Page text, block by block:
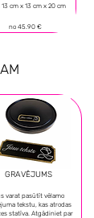
cm х 13 cm х 20 cm
no 45.90 €
GRAVĒJUMS
varat pasūtīt vēlamo
tekstu, kas atrodas
statīva. Atgādiniet par